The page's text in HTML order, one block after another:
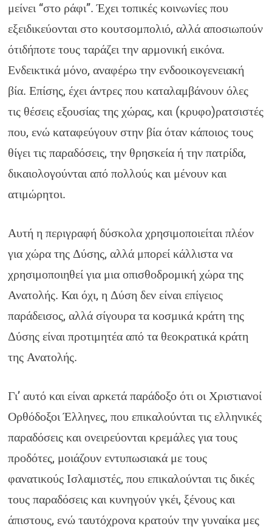
μείνει “στο ράφι”. Έχει τοπικές κοινωνίες που
εξειδικεύονται στο κουτσομπολιό, αλλά αποσιωπούν
ότιδήποτε τους ταράζει την αρμονική εικόνα.
Ενδεικτικά μόνο, αναφέρω την ενδοοικογενειακή
βία. Επίσης, έχει άντρες που καταλαμβάνουν όλες
τις θέσεις εξουσίας της χώρας, και (κρυφο)ρατσιστές
που, ενώ καταφεύγουν στην βία όταν κάποιος τους
θίγει τις παραδόσεις, την θρησκεία ή την πατρίδα,
δικαιολογούνται από πολλούς και μένουν και
ατιμώρητοι.
Αυτή η περιγραφή δύσκολα χρησιμοποιείται πλέον
για χώρα της Δύσης, αλλά μπορεί κάλλιστα να
χρησιμοποιηθεί για μια οπισθοδρομική χώρα της
Ανατολής. Και όχι, η Δύση δεν είναι επίγειος
παράδεισος, αλλά σίγουρα τα κοσμικά κράτη της
Δύσης είναι προτιμητέα από τα θεοκρατικά κράτη
της Ανατολής.
Γι’ αυτό και είναι αρκετά παράδοξο ότι οι Χριστιανοί
Ορθόδοξοι Έλληνες, που επικαλούνται τις ελληνικές
παραδόσεις και ονειρεύονται κρεμάλες για τους
προδότες, μοιάζουν εντυπωσιακά με τους
φανατικούς Ισλαμιστές, που επικαλούνται τις δικές
τους παραδόσεις και κυνηγούν γκέι, ξένους και
άπιστους, ενώ ταυτόχρονα κρατούν την γυναίκα μες